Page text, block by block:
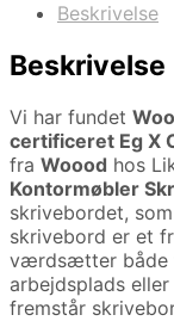
Beskrivelse
Beskrivelse
Vi har fundet
certificeret Eg X
fra Woood hos
Kontormøbler
skrivebordet,
skrivebord er et
værdsætter både
arbejdsplads
fremstår